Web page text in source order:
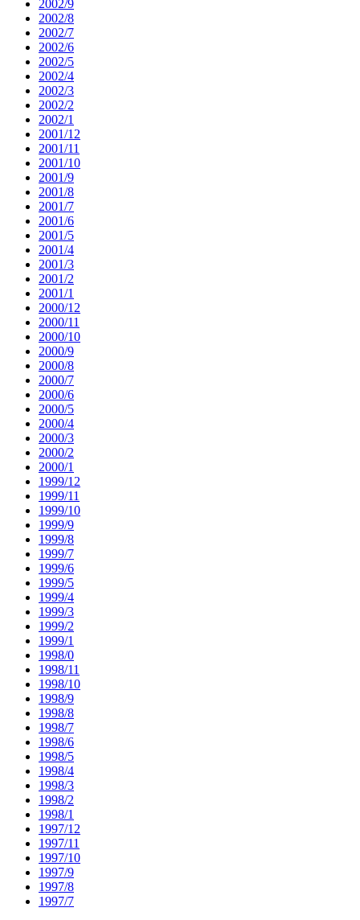
2002/9
2002/8
2002/7
2002/6
2002/5
2002/4
2002/3
2002/2
2002/1
2001/12
2001/11
2001/10
2001/9
2001/8
2001/7
2001/6
2001/5
2001/4
2001/3
2001/2
2001/1
2000/12
2000/11
2000/10
2000/9
2000/8
2000/7
2000/6
2000/5
2000/4
2000/3
2000/2
2000/1
1999/12
1999/11
1999/10
1999/9
1999/8
1999/7
1999/6
1999/5
1999/4
1999/3
1999/2
1999/1
1998/0
1998/11
1998/10
1998/9
1998/8
1998/7
1998/6
1998/5
1998/4
1998/3
1998/2
1998/1
1997/12
1997/11
1997/10
1997/9
1997/8
1997/7